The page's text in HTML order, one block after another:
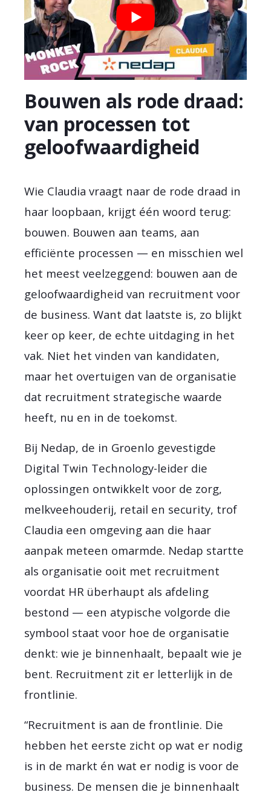
Bouwen als rode draad:
van processen tot
geloofwaardigheid
Wie Claudia vraagt naar de rode draad in
haar loopbaan, krijgt één woord terug:
bouwen. Bouwen aan teams, aan
efficiënte processen — en misschien wel
het meest veelzeggend: bouwen aan de
geloofwaardigheid van recruitment voor
de business. Want dat laatste is, zo blijkt
keer op keer, de echte uitdaging in het
vak. Niet het vinden van kandidaten,
maar het overtuigen van de organisatie
dat recruitment strategische waarde
heeft, nu en in de toekomst.
Bij Nedap, de in Groenlo gevestigde
Digital Twin Technology-leider die
oplossingen ontwikkelt voor de zorg,
melkveehouderij, retail en security, trof
Claudia een omgeving aan die haar
aanpak meteen omarmde. Nedap startte
als organisatie ooit met recruitment
voordat HR überhaupt als afdeling
bestond — een atypische volgorde die
symbool staat voor hoe de organisatie
denkt: wie je binnenhaalt, bepaalt wie je
bent. Recruitment zit er letterlijk in de
frontlinie.
“Recruitment is aan de frontlinie. Die
hebben het eerste zicht op wat er nodig
is in de markt én wat er nodig is voor de
business. De mensen die je binnenhaalt